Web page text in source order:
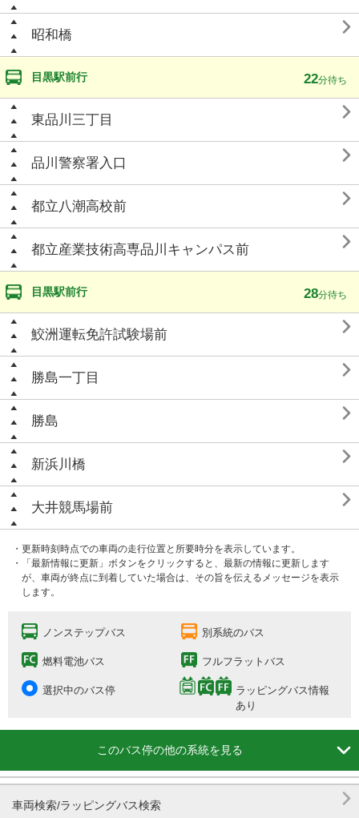
昭和橋 
目黒駅前行 22分待ち
東品川三丁目 
品川警察署入口 
都立八潮高校前 
都立産業技術高専品川キャンパス前 
目黒駅前行 28分待ち
鮫洲運転免許試験場前 
勝島一丁目 
勝島 
新浜川橋 
大井競馬場前 
・更新時刻時点での車両の走行位置と所要時分を表示しています。
・「最新情報に更新」ボタンをクリックすると、最新の情報に更新します
が、車両が終点に到着していた場合は、その旨を伝えるメッセージを表示
します。
ノンステップバス 別系統のバス
燃料電池バス フルフラットバス
選択中のバス停
ラッピングバス情報
あり
このバス停の他の系統を見る 
車両検索/ラッピングバス検索 